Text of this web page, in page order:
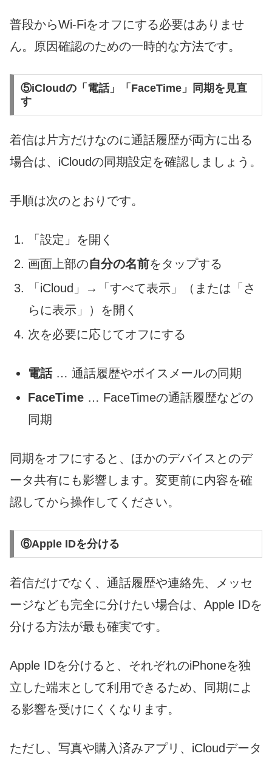
普段からWi-Fiをオフにする必要はありませ
ん。原因確認のための一時的な方法です。
⑤iCloudの「電話」「FaceTime」同期を見直
す
着信は片方だけなのに通話履歴が両方に出る
場合は、iCloudの同期設定を確認しましょう。
手順は次のとおりです。
「設定」を開く
画面上部の自分の名前をタップする
「iCloud」→「すべて表示」（または「さ
らに表示」）を開く
次を必要に応じてオフにする
電話… 通話履歴やボイスメールの同期
FaceTime … FaceTimeの通話履歴などの
同期
同期をオフにすると、ほかのデバイスとのデ
ータ共有にも影響します。変更前に内容を確
認してから操作してください。
⑥Apple IDを分ける
着信だけでなく、通話履歴や連絡先、メッセ
ージなども完全に分けたい場合は、Apple IDを
分ける方法が最も確実です。
Apple IDを分けると、それぞれのiPhoneを独
立した端末として利用できるため、同期によ
る影響を受けにくくなります。
ただし、写真や購入済みアプリ、iCloudデータ